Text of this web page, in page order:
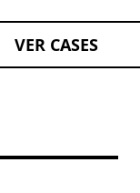
VER CASES